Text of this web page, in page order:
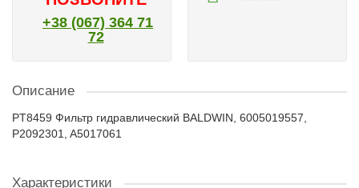
+38 (067) 364 71
72
Описание
PT8459 Фильтр гидравлический BALDWIN, 6005019557,
P2092301, A5017061
Характеристики